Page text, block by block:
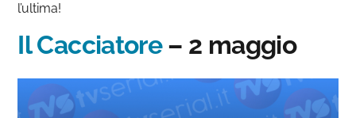
l’ultima!
Il Cacciatore– 2 maggio